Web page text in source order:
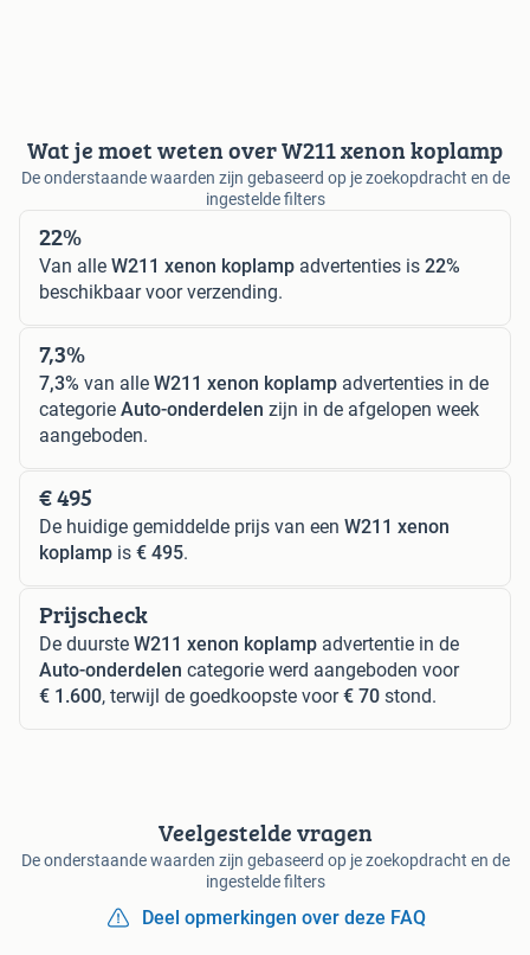
Wat je moet weten over W211 xenon koplamp
De onderstaande waarden zijn gebaseerd op je zoekopdracht en de
ingestelde filters
22%
Van alle W211 xenon koplamp advertenties is 22%
beschikbaar voor verzending.
7,3%
7,3% van alle W211 xenon koplamp advertenties in de
categorie Auto-onderdelen zijn in de afgelopen week
aangeboden.
€ 495
De huidige gemiddelde prijs van een W211 xenon
koplamp is € 495.
Prijscheck
De duurste W211 xenon koplamp advertentie in de
Auto-onderdelen categorie werd aangeboden voor
€ 1.600, terwijl de goedkoopste voor€ 70 stond.
Veelgestelde vragen
De onderstaande waarden zijn gebaseerd op je zoekopdracht en de
ingestelde filters
Deel opmerkingen over deze FAQ